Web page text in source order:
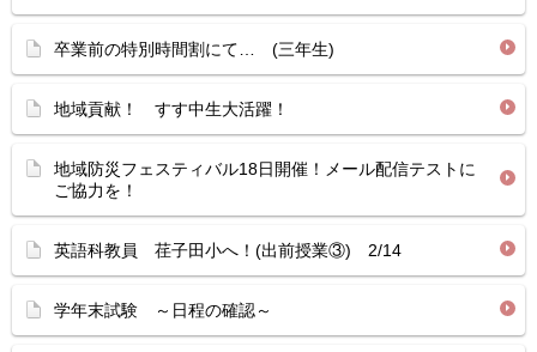
卒業前の特別時間割にて… (三年生)
地域貢献！ すす中生大活躍！
地域防災フェスティバル18日開催！メール配信テストに
ご協力を！
英語科教員 荏子田小へ！(出前授業③) 2/14
学年末試験 ～日程の確認～